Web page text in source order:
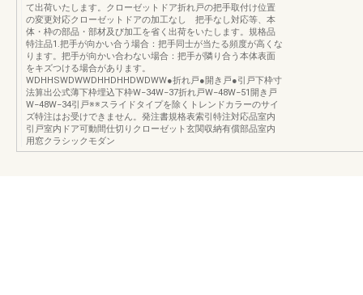
て出荷いたします。クローゼットドア折れ戸の把手取付け位置
の変更対応クローゼットドアの加工なし 把手なし対応等、本
体・枠の部品・部材及び加工を省く出荷をいたします。規格品
特注品1.把手が向かい合う場合：把手同士が当たる頻度が高くな
ります。把手が向かい合わない場合：把手が隣り合う本体表面
をキズつける場合があります。
WDHHSWDWWDHHDHHDWDWW●折れ戸●開き戸●引戸下枠寸
法算出公式薄下枠埋込下枠W−34W−37折れ戸W−48W−51開き戸
W−48W−34引戸※※スライドタイプを除くトレンドカラーのサイ
ズ特注はお受けできません。発注書規格表索引特注対応品室内
引戸室内ドア可動間仕切りクローゼット玄関収納有償部品室内
用窓クラシックモダン